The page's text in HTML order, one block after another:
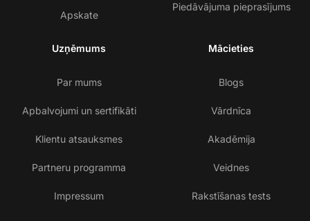
Apskate
Piedāvājuma pieprasījums
Uzņēmums
Par mums
Apbalvojumi un sertifikāti
Klientu atsauksmes
Partneru programma
Impressum
Mācieties
Blogs
Vārdnīca
Akadēmija
Veidnes
Rakstīšanas tests